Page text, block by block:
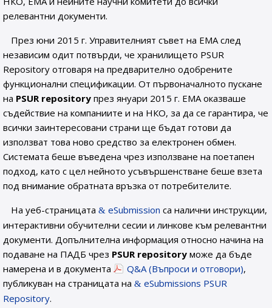
релевантни документи.
През юни 2015 г. Управителният съвет на ЕМА след
независим одит потвърди, че хранилището PSUR
Repository отговаря на предварително одобрените
функционални спецификации. От първоначалното пускане
на PSUR repository през януари 2015 г. ЕМА оказваше
съдействие на компаниите и на НКО, за да се гарантира, че
всички заинтересовани страни ще бъдат готови да
използват това ново средство за електронен обмен.
Системата беше въведена чрез използване на поетапен
подход, като с цел нейното усъвършенстване беше взета
под внимание обратната връзка от потребителите.
На уеб-страницата
eSubmission са налични инструкции,
интерактивни обучителни сесии и линкове към релевантни
документи. Допълнителна информация относно начина на
подаване на ПАДБ чрез PSUR repository може да бъде
намерена и в документа
Q&A (Въпроси и отговори),
публикуван на страницата на
еSubmissions PSUR
Repository.